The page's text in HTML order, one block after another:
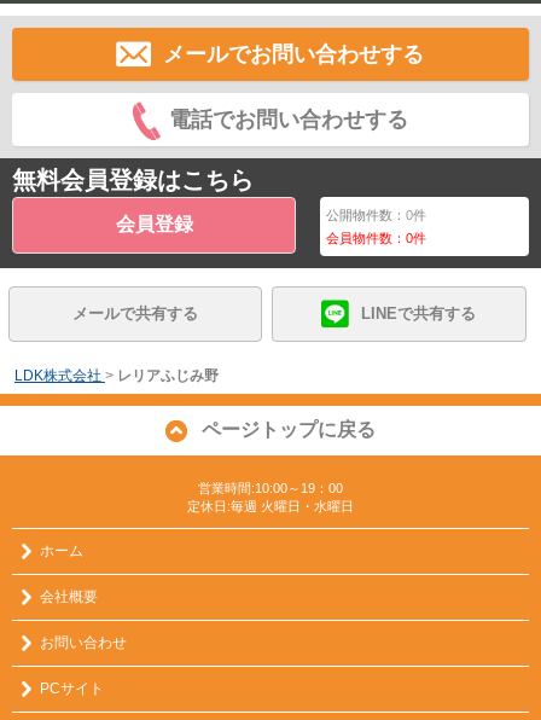
メールでお問い合わせする
電話でお問い合わせする
無料会員登録はこちら
会員登録 公開物件数：0件
会員物件数：0件
メールで共有する LINEで共有する
LDK株式会社 > レリアふじみ野
ページトップに戻る
営業時間:10:00～19：00
定休日:毎週 火曜日・水曜日
ホーム
会社概要
お問い合わせ
PCサイト